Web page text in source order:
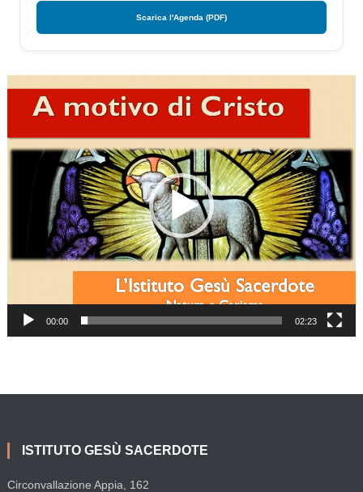
Scarica l'Agenda (PDF)
Player
00:00 02:23
ISTITUTO GESÙ SACERDOTE
Circonvallazione Appia, 162